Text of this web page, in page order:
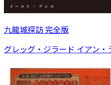
九龍城探訪 完全版
グレッグ・ジラード イアン